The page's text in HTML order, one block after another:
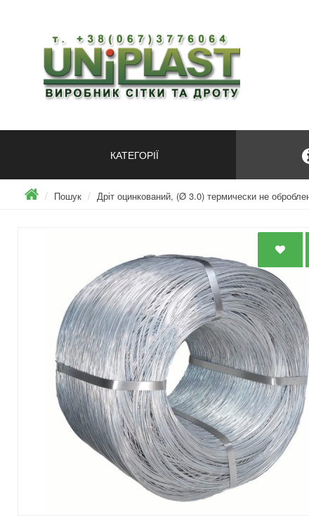
КАТЕГОРІЇ
Пошук Дріт оцинкований, (Ø 3.0) термически не